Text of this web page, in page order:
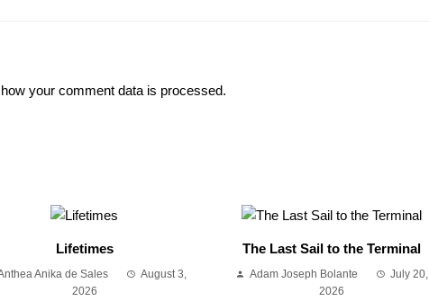
your comment data is processed.
Lifetimes
Anika de Sales
August 3,
2026
The Last Sail to the Terminal
Adam Joseph Bolante
July 20,
2026